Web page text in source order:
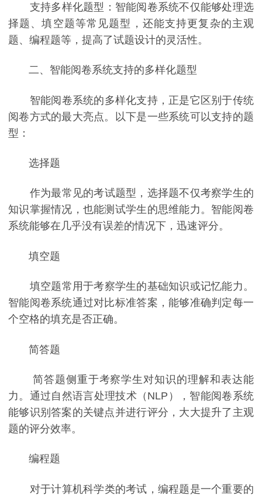
支持多样化题型：智能阅卷系统不仅能够处理选
择题、填空题等常见题型，还能支持更复杂的主观
题、编程题等，提高了试题设计的灵活性。
二、智能阅卷系统支持的多样化题型
智能阅卷系统的多样化支持，正是它区别于传统
阅卷方式的最大亮点。以下是一些系统可以支持的题
型：
选择题
作为最常见的考试题型，选择题不仅考察学生的
知识掌握情况，也能测试学生的思维能力。智能阅卷
系统能够在几乎没有误差的情况下，迅速评分。
填空题
填空题常用于考察学生的基础知识或记忆能力。
智能阅卷系统通过对比标准答案，能够准确判定每一
个空格的填充是否正确。
简答题
简答题侧重于考察学生对知识的理解和表达能
力。通过自然语言处理技术（NLP），智能阅卷系统
能够识别答案的关键点并进行评分，大大提升了主观
题的评分效率。
编程题
对于计算机科学类的考试，编程题是一个重要的